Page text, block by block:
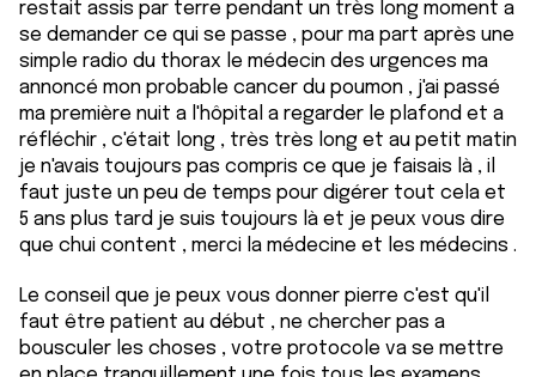
restait assis par terre pendant un très long moment a
se demander ce qui se passe , pour ma part après une
simple radio du thorax le médecin des urgences ma
annoncé mon probable cancer du poumon , j'ai passé
ma première nuit a l'hôpital a regarder le plafond et a
réfléchir , c'était long , très très long et au petit matin
je n'avais toujours pas compris ce que je faisais là , il
faut juste un peu de temps pour digérer tout cela et
5 ans plus tard je suis toujours là et je peux vous dire
que chui content , merci la médecine et les médecins .
Le conseil que je peux vous donner pierre c'est qu'il
faut être patient au début , ne chercher pas a
bousculer les choses , votre protocole va se mettre